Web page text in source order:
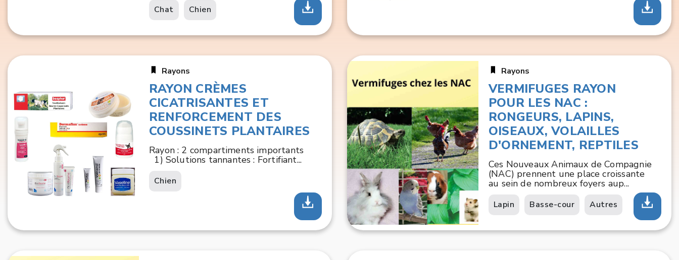
Chat Chien
Rayons
RAYON CRÈMES
CICATRISANTES ET
RENFORCEMENT DES
COUSSINETS PLANTAIRES
Rayon : 2 compartiments importants
1) Solutions tannantes : Fortifiant...
Chien
Rayons
VERMIFUGES RAYON
POUR LES NAC :
RONGEURS, LAPINS,
OISEAUX, VOLAILLES
D'ORNEMENT, REPTILES
Ces Nouveaux Animaux de Compagnie
(NAC) prennent une place croissante
au sein de nombreux foyers aup...
Lapin Basse-cour Autres